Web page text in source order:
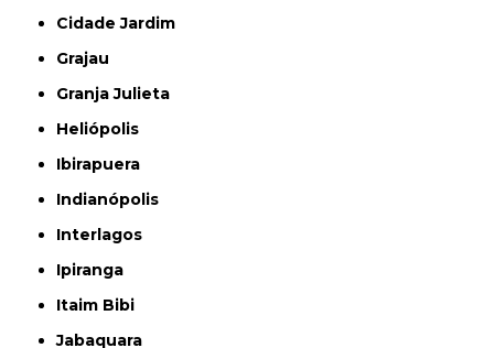
Cidade Jardim
Grajau
Granja Julieta
Heliópolis
Ibirapuera
Indianópolis
Interlagos
Ipiranga
Itaim Bibi
Jabaquara